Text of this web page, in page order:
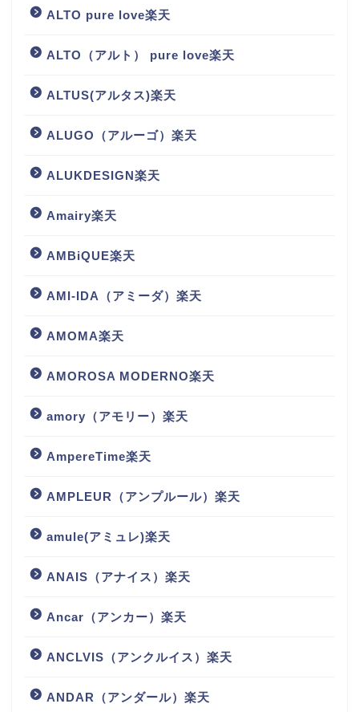
ALTO pure love楽天
ALTO（アルト） pure love楽天
ALTUS(アルタス)楽天
ALUGO（アルーゴ）楽天
ALUKDESIGN楽天
Amairy楽天
AMBiQUE楽天
AMI-IDA（アミーダ）楽天
AMOMA楽天
AMOROSA MODERNO楽天
amory（アモリー）楽天
AmpereTime楽天
AMPLEUR（アンプルール）楽天
amule(アミュレ)楽天
ANAIS（アナイス）楽天
Ancar（アンカー）楽天
ANCLVIS（アンクルイス）楽天
ANDAR（アンダール）楽天